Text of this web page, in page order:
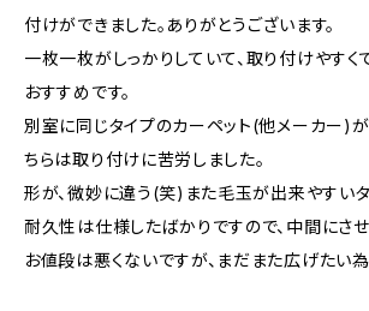
付けができました。ありがとうございます。
一枚一枚がしっかりしていて、取り付けやすく
おすすめです。
別室に同じタイプのカーペット(他メーカー)が
ちらは取り付けに苦労しました。
形が、微妙に違う(笑)また毛玉が出来やすいタ
耐久性は仕様したばかりですので、中間にさせ
お値段は悪くないですが、まだまた広げたい